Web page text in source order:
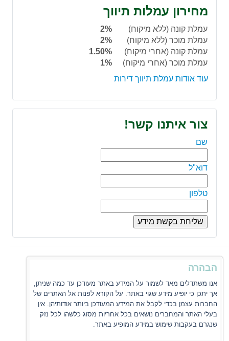
מחירון עמלות תיווך
עמלת קונה (ללא מיקוח)
2%
עמלת מוכר (ללא מיקוח)
2%
עמלת קונה (אחרי מיקוח)
1.50%
עמלת מוכר (אחרי מיקוח)
1%
עוד אודות עמלת תיווך דירות
צור איתנו קשר!
שם
דוא"ל
טלפון
הבהרה
אנו משתדלים מאד לשמור על המידע באתר מעודכן עד כמה שניתן,
אך יתכן כי יופיע מידע שגוי באתר. על הקורא לפנות אל האתרים של
החברות עצמן בכדי לקבל את המידע המעודכן ביותר אודותיהן. אין
בעלי האתר והמחברים נושאים בכל אחריות מסוג כלשהו לכל נזק
שנגרם בעקבות שימוש במידע המופיע באתר.